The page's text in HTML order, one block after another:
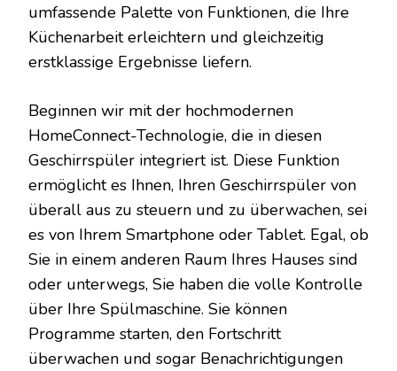
umfassende Palette von Funktionen, die Ihre
Küchenarbeit erleichtern und gleichzeitig
erstklassige Ergebnisse liefern.
Beginnen wir mit der hochmodernen
HomeConnect-Technologie, die in diesen
Geschirrspüler integriert ist. Diese Funktion
ermöglicht es Ihnen, Ihren Geschirrspüler von
überall aus zu steuern und zu überwachen, sei
es von Ihrem Smartphone oder Tablet. Egal, ob
Sie in einem anderen Raum Ihres Hauses sind
oder unterwegs, Sie haben die volle Kontrolle
über Ihre Spülmaschine. Sie können
Programme starten, den Fortschritt
überwachen und sogar Benachrichtigungen